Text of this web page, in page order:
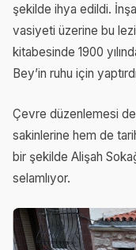
şekilde ihya edildi.
vasiyeti üzerine bu
kitabesinde 1900
Bey’in ruhu için
Çevre düzenlemesi
sakinlerine hem de
bir şekilde Alişah
selamlıyor.